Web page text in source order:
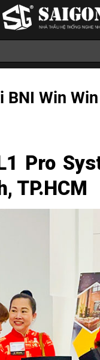
BNI Win Win
Pro
TP.HCM